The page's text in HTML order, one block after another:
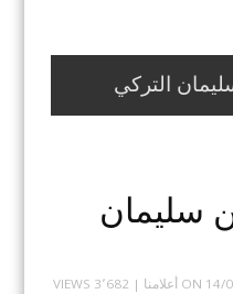
التركي
سليمان
14/ أعلامنا
| 3٬682 VIEWS